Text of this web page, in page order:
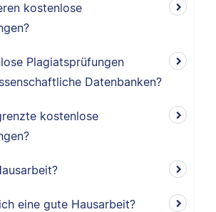
kostenlose
Plagiatsprüfungen
Datenbanken?
kostenlose
eine gute Hausarbeit?